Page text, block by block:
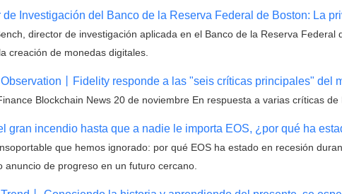
de Investigación del Banco de la Reserva Federal de Boston: La
director de investigación aplicada en el Banco de la Reserva
creación de monedas digitales.
丨Fidelity responde a las "seis críticas principales" del
Blockchain News 20 de noviembre En respuesta a varias críticas
gran incendio hasta que a nadie le importa EOS, ¿por qué ha
que hemos ignorado: por qué EOS ha estado en recesión
anuncio de progreso en un futuro cercano.